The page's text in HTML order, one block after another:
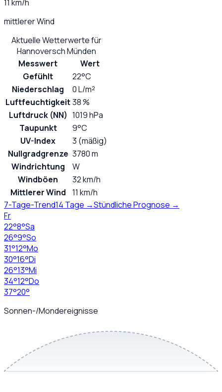
11 km/h
mittlerer Wind
Aktuelle Wetterwerte für
Hannoversch Münden
Messwert
Wert
Gefühlt
22°C
Niederschlag
0 L/m²
Luftfeuchtigkeit38 %
Luftdruck (NN) 1019 hPa
Taupunkt
9°C
UV-Index
3 (mäßig)
Nullgradgrenze 3780 m
Windrichtung
W
Windböen
32 km/h
Mittlerer Wind
11 km/h
7-Tage-Trend14 Tage →Stündliche Prognose →
Fr
22°8°Sa
26°9°So
31°12°Mo
30°16°Di
26°13°Mi
34°12°Do
37°20°
Sonnen-/Mondereignisse